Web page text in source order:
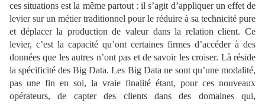
ces situations est la même partout : il s’agit d’appliquer un effet de
levier sur un métier traditionnel pour le réduire à sa technicité pure
et déplacer la production de valeur dans la relation client. Ce
levier, c’est la capacité qu’ont certaines firmes d’accéder à des
données que les autres n’ont pas et de savoir les croiser. Là réside
la spécificité des Big Data. Les Big Data ne sont qu’une modalité,
pas une fin en soi, la vraie finalité étant, pour ces nouveaux
opérateurs, de capter des clients dans des domaines qui,